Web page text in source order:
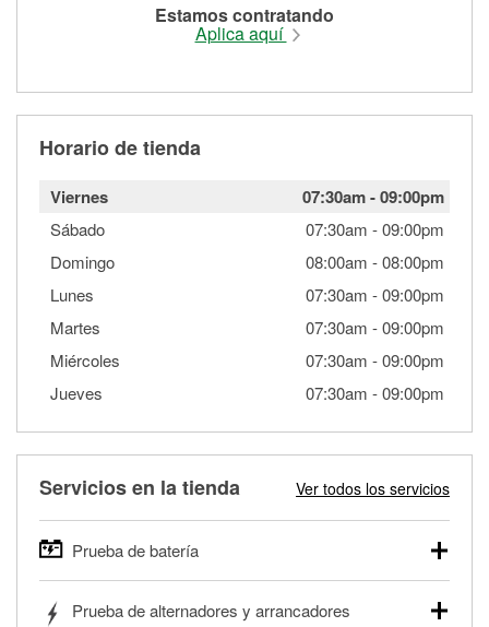
Estamos contratando
Aplica aquí
Horario de tienda
Viernes 07:30am-09:00pm
Sábado 07:30am -09:00pm
Domingo
08:00am -08:00pm
Lunes
07:30am -09:00pm
Martes
07:30am -09:00pm
Miércoles
07:30am -09:00pm
Jueves
07:30am -09:00pm
Servicios en la tienda Ver todos los servicios
Prueba de batería
autos, camionetas, SUVs, vehículos comerciales y
Prueba de alternadores y arrancadores